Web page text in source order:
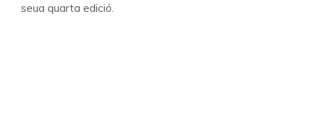
seua quarta edició.